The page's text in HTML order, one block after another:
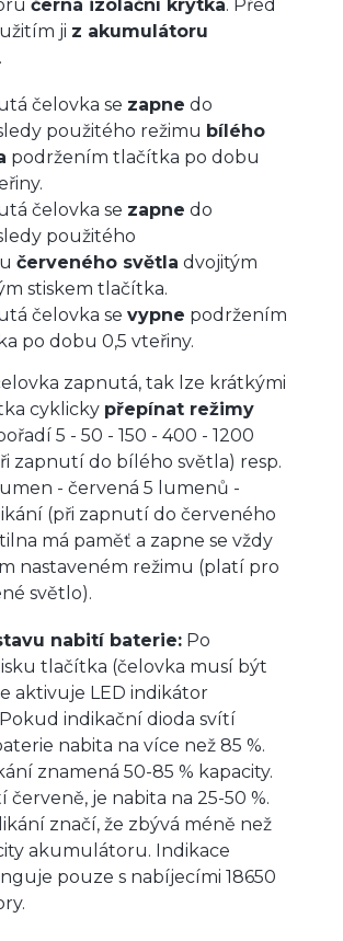
černá izolační krytka. Před
ji z akumulátoru
.
čelovka se zapne do
použitého režimu bílého
podržením tlačítka po dobu
čelovka se zapne do
použitého
červeného světla dvojitým
stiskem tlačítka.
čelovka se vypne podržením
po dobu 0,5 vteřiny.
zapnutá, tak lze krátkými
cyklicky přepínat režimy
5 - 50 - 150 - 400 - 1200
zapnutí do bílého světla) resp.
- červená 5 lumenů -
(při zapnutí do červeného
má paměť a zapne se vždy
nastaveném režimu (platí pro
světlo).
nabití baterie: Po
tlačítka (čelovka musí být
aktivuje LED indikátor
indikační dioda svítí
nabita na více než 85 %.
znamená 50-85 % kapacity.
červeně, je nabita na 25-50 %.
značí, že zbývá méně než
akumulátoru. Indikace
pouze s nabíjecími 18650